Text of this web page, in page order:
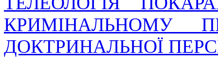
КРИМІНАЛЬНОМУ
ДОКТРИНАЛЬНОЇ